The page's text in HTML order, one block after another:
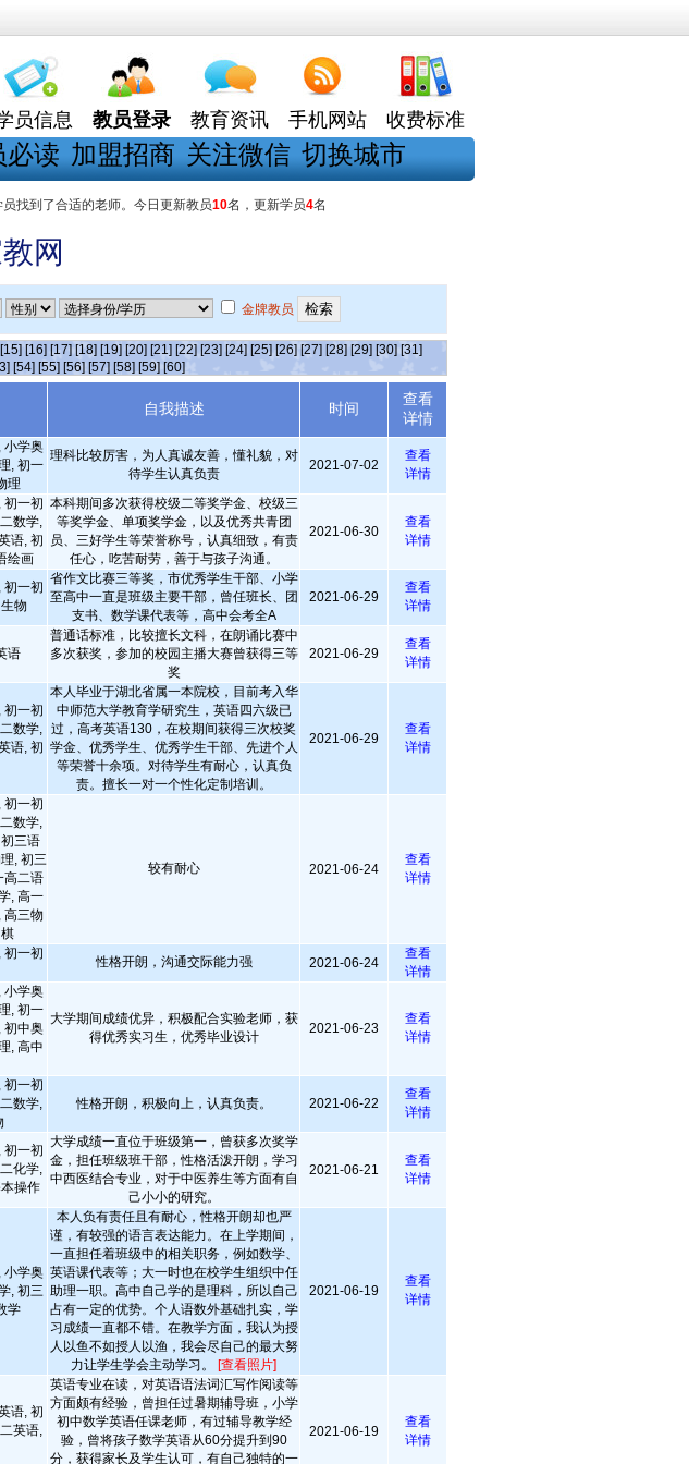
员信息 教员登录 教育资讯 手机网站 收费标准
必读 加盟招商 关注微信 切换城市
员找到了合适的老师。今日更新教员10名，更新学员4名
网
金牌教员
[15] [16] [17] [18] [19] [20] [21] [22] [23] [24] [25] [26] [27] [28] [29] [30] [31]
[54] [55] [56] [57] [58] [59] [60]
自我描述 时间
查看
详情
小学奥
, 初一
理
理科比较厉害，为人真诚友善，懂礼貌，对
待学生认真负责
2021-07-02
查看
详情
初一初
数学,
语, 初
绘画
本科期间多次获得校级二等奖学金、校级三
等奖学金、单项奖学金，以及优秀共青团
员、三好学生等荣誉称号，认真细致，有责
任心，吃苦耐劳，善于与孩子沟通。
2021-06-30
查看
详情
初一初
物
省作文比赛三等奖，市优秀学生干部、小学
至高中一直是班级主要干部，曾任班长、团
支书、数学课代表等，高中会考全A
2021-06-29
查看
详情
语
普通话标准，比较擅长文科，在朗诵比赛中
多次获奖，参加的校园主播大赛曾获得三等
奖
2021-06-29
查看
详情
初一初
数学,
语, 初
本人毕业于湖北省属一本院校，目前考入华
中师范大学教育学研究生，英语四六级已
过，高考英语130，在校期间获得三次校奖
学金、优秀学生、优秀学生干部、先进个人
等荣誉十余项。对待学生有耐心，认真负
责。擅长一对一个性化定制培训。
2021-06-29
查看
详情
初一初
数学,
三语
, 初三
高二语
, 高一
高三物
较有耐心 2021-06-24
查看
详情
初一初
性格开朗，沟通交际能力强 2021-06-24
查看
详情
小学奥
, 初一
初中奥
, 高中
大学期间成绩优异，积极配合实验老师，获
得优秀实习生，优秀毕业设计
2021-06-23
查看
详情
初一初
数学,
性格开朗，积极向上，认真负责。 2021-06-22
查看
详情
初一初
化学,
操作
大学成绩一直位于班级第一，曾获多次奖学
金，担任班级班干部，性格活泼开朗，学习
中西医结合专业，对于中医养生等方面有自
己小小的研究。
2021-06-21
查看
详情
小学奥
, 初三
学
本人负有责任且有耐心，性格开朗却也严
谨，有较强的语言表达能力。在上学期间，
一直担任着班级中的相关职务，例如数学、
英语课代表等；大一时也在校学生组织中任
助理一职。高中自己学的是理科，所以自己
占有一定的优势。个人语数外基础扎实，学
习成绩一直都不错。在教学方面，我认为授
人以鱼不如授人以渔，我会尽自己的最大努
力让学生学会主动学习。 [查看照片]
2021-06-19
查看
详情
语, 初
英语,
英语专业在读，对英语语法词汇写作阅读等
方面颇有经验，曾担任过暑期辅导班，小学
初中数学英语任课老师，有过辅导教学经
验，曾将孩子数学英语从60分提升到90
分，获得家长及学生认可，有自己独特的一
2021-06-19
查看
详情